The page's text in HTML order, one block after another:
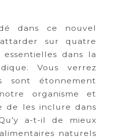
dans ce nouvel
sur quatre
dans la
Vous verrez
sont étonnement
organisme et
de les inclure dans
a-t-il de mieux
naturels